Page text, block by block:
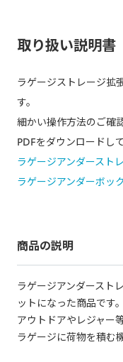
取り扱い説明書
ラゲージストレージ拡
す。
細かい操作方法のご確
PDFをダウンロードし
ラゲージアンダースト
ラゲージアンダーボッ
商品の説明
ラゲージアンダースト
ットになった商品です。
アウトドアやレジャー
ラゲージに荷物を積む